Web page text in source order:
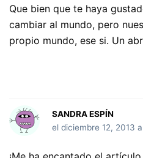
Que bien que te haya
cambiar al mundo, pero
propio mundo, ese si. Un
SANDRA ESPÍN
el diciembre 12, 2013